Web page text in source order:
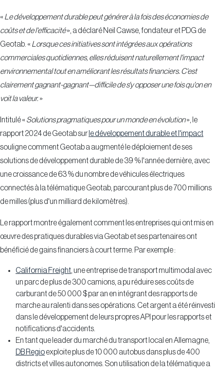
« Le développement durable peut générer à la fois des économies de
coûts et de l'efficacité», a déclaré Neil Cawse, fondateur et PDG de
Geotab. « Lorsque ces initiatives sont intégrées aux opérations
commerciales quotidiennes, elles réduisent naturellement l'impact
environnemental tout en améliorant les résultats financiers. C'est
clairement gagnant-gagnant—difficile de s'y opposer une fois qu'on en
voit la valeur.»
Intitulé « Solutions pragmatiques pour un monde en évolution», le
rapport 2024 de Geotab sur le développement durable et l'impact
souligne comment Geotab a augmenté le déploiement de ses
solutions de développement durable de 39 % l'année dernière, avec
une croissance de 63 % du nombre de véhicules électriques
connectés à la télématique Geotab, parcourant plus de 700 millions
de milles (plus d'un milliard de kilomètres).
Le rapport montre également comment les entreprises qui ont mis en
œuvre des pratiques durables via Geotab et ses partenaires ont
bénéficié de gains financiers à court terme. Par exemple :
California Freight , une entreprise de transport multimodal avec
un parc de plus de 300 camions, a pu réduire ses coûts de
carburant de 50 000 $ par an en intégrant des rapports de
marche au ralenti dans ses opérations. Cet argent a été réinvesti
dans le développement de leurs propres API pour les rapports et
notifications d'accidents.
En tant que leader du marché du transport local en Allemagne,
DB Regioexploite plus de 10 000 autobus dans plus de 400
districts et villes autonomes. Son utilisation de la télématique a